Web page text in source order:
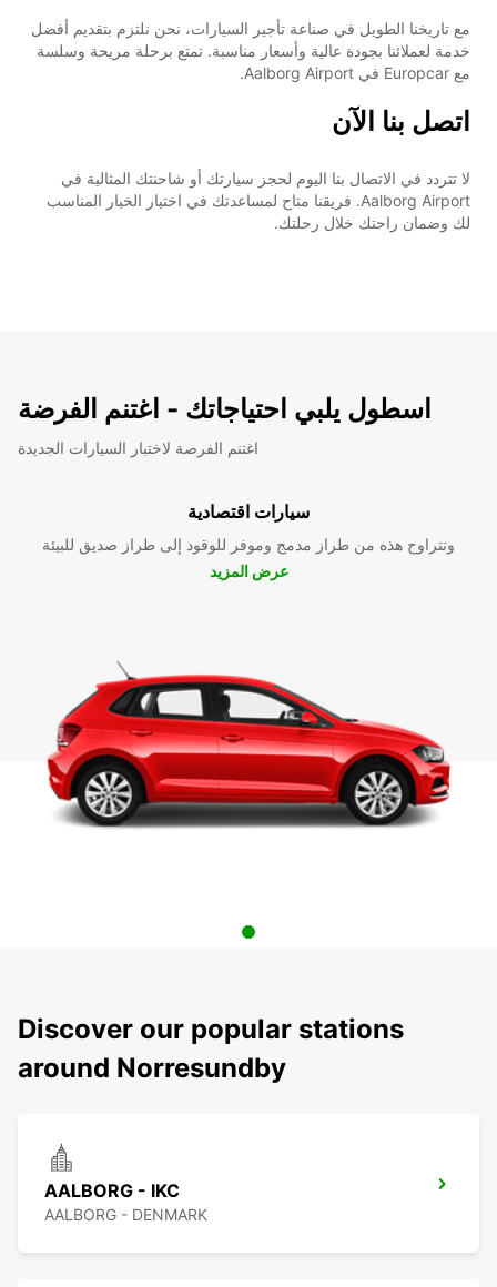
مع تاريخنا الطويل في صناعة تأجير السيارات، نحن نلتزم بتقديم أفضل
خدمة لعملائنا بجودة عالية وأسعار مناسبة. تمتع برحلة مريحة وسلسة
مع Europcar في Aalborg Airport.
اتصل بنا الآن
لا تتردد في الاتصال بنا اليوم لحجز سيارتك أو شاحنتك المثالية في
Aalborg Airport. فريقنا متاح لمساعدتك في اختيار الخيار المناسب
لك وضمان راحتك خلال رحلتك.
اسطول يلبي احتياجاتك - اغتنم الفرضة
اغتنم الفرصة لاختبار السيارات الجديدة
سيارات اقتصادية
وتتراوح هذه من طراز مدمج وموفر للوقود إلى طراز صديق للبيئة
عرض المزيد
Discover our popular stations
around Norresundby
AALBORG - IKC
AALBORG - DENMARK